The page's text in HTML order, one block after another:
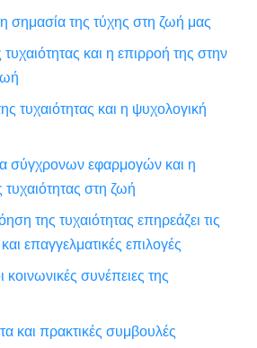
σημασία της τύχης στη ζωή μας
και η επιρροή της στην
τυχαιότητας και η ψυχολογική
σύγχρονων εφαρμογών και η
στη ζωή
της τυχαιότητας επηρεάζει τις
επαγγελματικές επιλογές
κοινωνικές συνέπειες της
και πρακτικές συμβουλές